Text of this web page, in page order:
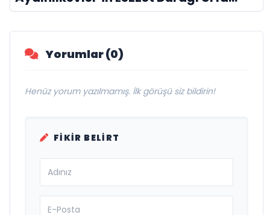
Damak
Yorumlar (0)
Henüz yorum yazılmamış. İlk görüşü siz bildirin!
FIKIR BELIRT